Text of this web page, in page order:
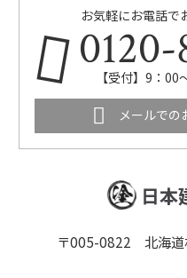
お気軽にお電話で
【受付】9：
メールでの
日本
〒005-0822 北海道